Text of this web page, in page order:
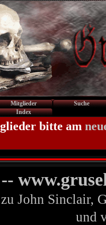
Mitglieder
Suche
Index
bitte am
--
John Sinclair,
und